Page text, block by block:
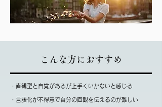
こんな方におすすめ
・直観型と自覚があるが上手くいかないと感じる
・言語化が不得意で自分の直観を伝えるのが難しい